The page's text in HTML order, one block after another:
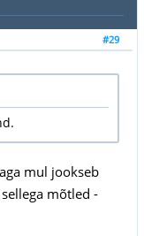
#29
mul jookseb
mõtled -